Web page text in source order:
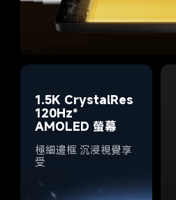
1.5K CrystalRes
120Hz*
AMOLED 螢幕
極細邊框 沉浸視覺享
受